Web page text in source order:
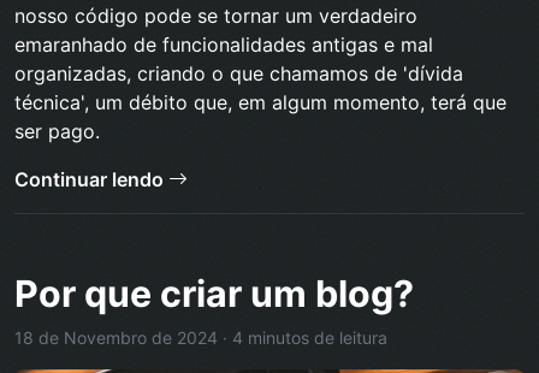
nosso código pode se tornar um verdadeiro
emaranhado de funcionalidades antigas e mal
organizadas, criando o que chamamos de 'dívida
técnica', um débito que, em algum momento, terá que
ser pago.
Continuar lendo
Por que criar um blog?
18 de Novembro de 2024 · 4 minutos de leitura